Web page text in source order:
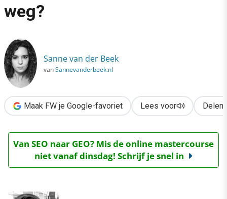
Social media & intiem kapitaal: hoeveel geef jij weg?
weg?
Sanne van der Beek
vanSannevanderbeek.nl
Maak FW je Google-favoriet Lees voor Delen
Van SEO naar GEO? Mis de online mastercourse
niet vanaf dinsdag! Schrijf je snel in